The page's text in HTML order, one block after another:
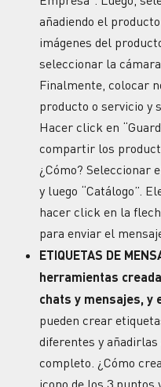
añadiendo el
imágenes del
seleccionar la
Finalmente, colocar
producto o servicio y
Hacer click en
compartir los
¿Cómo? Seleccionar
y luego “Catálogo”.
hacer click en la
para enviar el
ETIQUETAS DE
herramientas
chats y mensajes, y
pueden crear
diferentes y
completo. ¿Cómo
icono de los 3 puntos